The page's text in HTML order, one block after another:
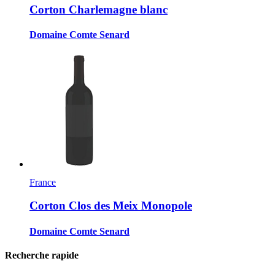
Corton Charlemagne blanc
Domaine Comte Senard
France
Corton Clos des Meix Monopole
Domaine Comte Senard
Recherche rapide